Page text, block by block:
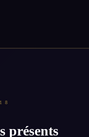
présents